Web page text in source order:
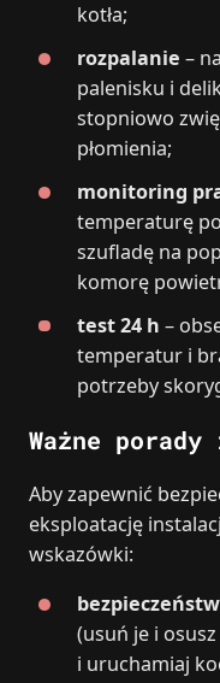
kotła;
rozpalanie –
palenisku i
stopniowo
płomienia;
monitoring
temperaturę
szufladę na
komorę
test 24 h –
temperatur i
potrzeby
Ważne
Aby zapewnić
eksploatację
wskazówki:
(usuń je i
i uruchamiaj